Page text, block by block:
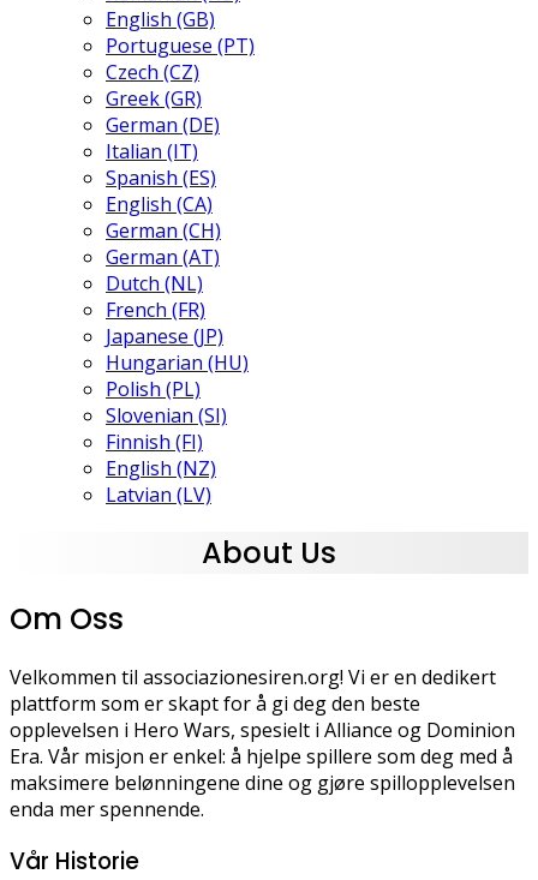
English (GB)
Portuguese (PT)
Czech (CZ)
Greek (GR)
German (DE)
Italian (IT)
Spanish (ES)
English (CA)
German (CH)
German (AT)
Dutch (NL)
French (FR)
Japanese (JP)
Hungarian (HU)
Polish (PL)
Slovenian (SI)
Finnish (FI)
English (NZ)
Latvian (LV)
About Us
Om Oss
Velkommen til associazionesiren.org! Vi er en dedikert
plattform som er skapt for å gi deg den beste
opplevelsen i Hero Wars, spesielt i Alliance og Dominion
Era. Vår misjon er enkel: å hjelpe spillere som deg med å
maksimere belønningene dine og gjøre spillopplevelsen
enda mer spennende.
Vår Historie